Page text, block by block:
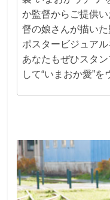
か監督からご提供
督の娘さんが描い
ポスタービジュアル
あなたもぜひスタ
して“いまおか愛”を